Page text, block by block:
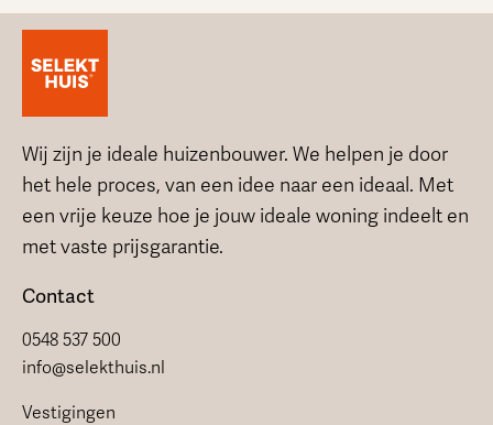
Wij zijn je ideale huizenbouwer. We helpen je door
het hele proces, van een idee naar een ideaal. Met
een vrije keuze hoe je jouw ideale woning indeelt en
met vaste prijsgarantie.
Contact
0548 537 500
info@selekthuis.nl
Vestigingen